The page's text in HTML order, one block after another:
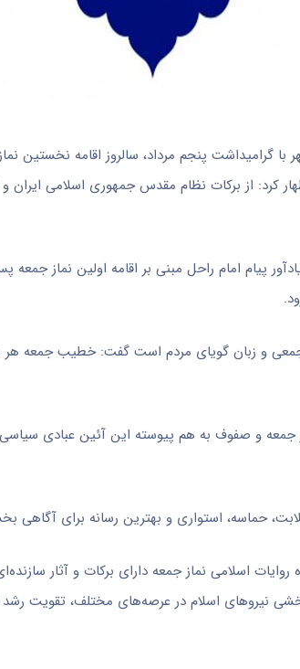
با گرامیداشت پنجم مرداد، سالروز اقامه نخستین
کرد: از برکات نظام مقدس جمهوری اسلامی ایران
پیام امام راحل مبنی بر اقامه اولین نماز
جمعی و زبان گویای مردم است گفت: خطیب جمعه
و صفوف به هم پیوسته این آئین عبادی
حماسه، استواری و بهترین رسانه برای
روایات اسلامی نماز جمعه دارای برکات و آثار
نیروهای اسلام در عرصه‌های مختلف، تقویت